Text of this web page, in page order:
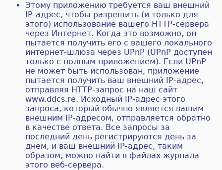
Этому приложению требуется ваш внешний
IP-адрес, чтобы разрешить (и только для
этого) использование вашего HTTP-сервера
через Интернет. Когда это возможно, он
пытается получить его с вашего локального
интернет-шлюза через UPnP (UPnP доступен
только с полным приложением). Если UPnP
не может быть использован, приложение
пытается получить ваш внешний IP-адрес,
отправляя HTTP-запрос на наш сайт
www.ddcs.re. Исходный IP-адрес этого
запроса, который обычно является вашим
внешним IP-адресом, отправляется обратно
в качестве ответа. Все запросы за
последний день регистрируются день за
днем, и ваш внешний IP-адрес, таким
образом, можно найти в файлах журнала
этого веб-сервера.